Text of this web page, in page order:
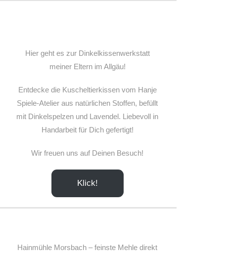
Hier geht es zur Dinkelkissenwerkstatt
meiner Eltern im Allgäu!
Entdecke die Kuscheltierkissen vom Hanje
Spiele-Atelier aus natürlichen Stoffen, befüllt
mit Dinkelspelzen und Lavendel. Liebevoll in
Handarbeit für Dich gefertigt!
Wir freuen uns auf Deinen Besuch!
Klick!
Hainmühle Morsbach – feinste Mehle direkt